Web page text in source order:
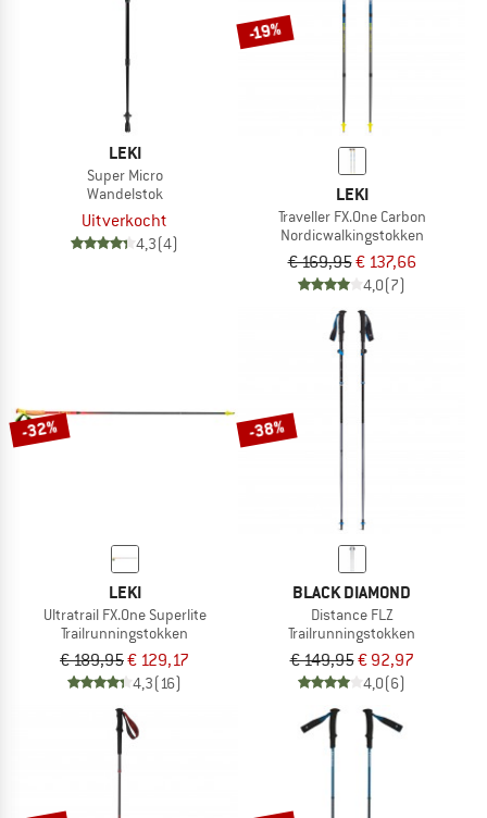
LEKI
Super Micro
Wandelstok
Uitverkocht
4,3(4)
-19%
LEKI
Traveller FX.One Carbon
Nordicwalkingstokken
€ 169,95€ 137,66
4,0(7)
-32%
LEKI
Ultratrail FX.One Superlite
Trailrunningstokken
€ 189,95€ 129,17
4,3(16)
-38%
BLACK DIAMOND
Distance FLZ
Trailrunningstokken
€ 149,95€ 92,97
4,0(6)